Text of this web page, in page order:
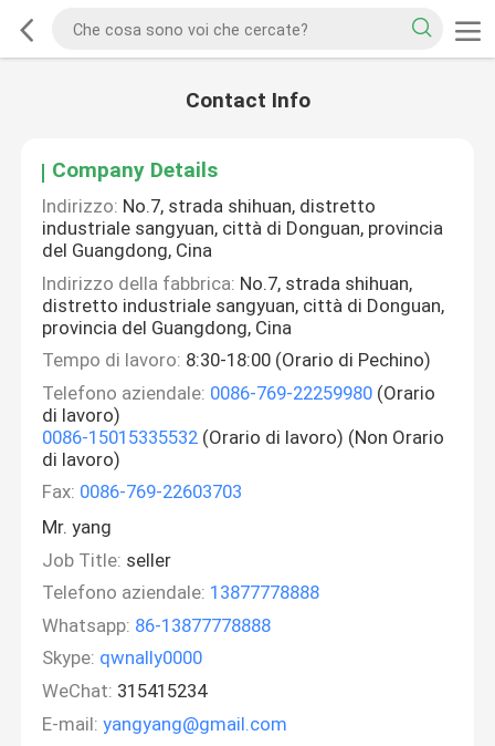
Contact Info
Company Details
Indirizzo: No.7, strada shihuan, distretto
industriale sangyuan, città di Donguan, provincia
del Guangdong, Cina
Indirizzo della fabbrica: No.7, strada shihuan,
distretto industriale sangyuan, città di Donguan,
provincia del Guangdong, Cina
Tempo di lavoro: 8:30-18:00 (Orario di Pechino)
Telefono aziendale: 0086-769-22259980 (Orario
di lavoro)
0086-15015335532 (Orario di lavoro) (Non Orario
di lavoro)
Fax: 0086-769-22603703
Mr. yang
Job Title: seller
Telefono aziendale: 13877778888
Whatsapp: 86-13877778888
Skype: qwnally0000
WeChat: 315415234
E-mail: yangyang@gmail.com